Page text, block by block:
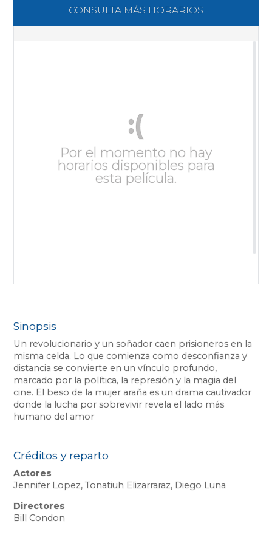
CONSULTA MÁS HORARIOS
:(
Por el momento no hay
horarios disponibles para
esta película.
Sinopsis
Un revolucionario y un soñador caen prisioneros en la
misma celda. Lo que comienza como desconfianza y
distancia se convierte en un vínculo profundo,
marcado por la política, la represión y la magia del
cine. El beso de la mujer araña es un drama cautivador
donde la lucha por sobrevivir revela el lado más
humano del amor
Créditos y reparto
Actores
Jennifer Lopez, Tonatiuh Elizarraraz, Diego Luna
Directores
Bill Condon